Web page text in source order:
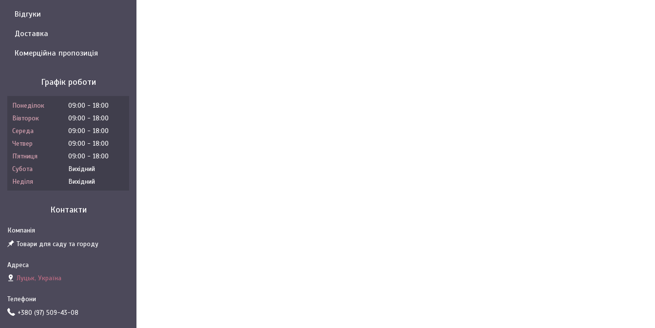
Відгуки
Доставка
Комерційна пропозиція
Графік роботи
Понеділок 09:00
18:00
Вівторок
09:00
18:00
Середа
09:00
18:00
Четвер
09:00
18:00
Пʼятниця
09:00
18:00
Субота
Вихідний
Неділя
Вихідний
Контакти
Товари для саду та городу
Луцьк, Україна
+380 (97) 509-43-08